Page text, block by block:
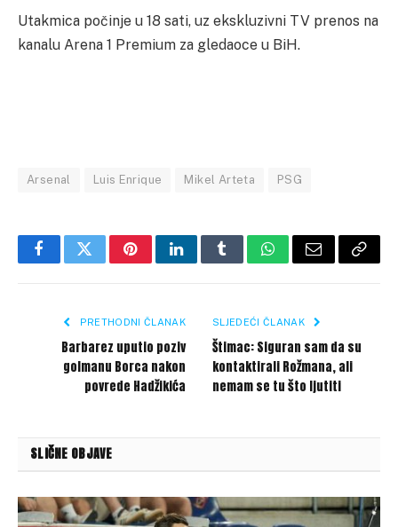
Utakmica počinje u 18 sati, uz ekskluzivni TV prenos na
kanalu Arena 1 Premium za gledaoce u BiH.
Arsenal Luis Enrique Mikel Arteta PSG
FacebookTwitterPinterestLinkedInTumblrWhatsApp
Email Copy
PRETHODNI ČLANAK
Barbarez uputio poziv
golmanu Borca nakon
povrede Hadžikića
SLJEDEĆI ČLANAK
Štimac: Siguran sam da su
kontaktirali Rožmana, ali
nemam se tu što ljutiti
SLIČNE OBJAVE